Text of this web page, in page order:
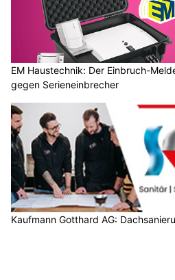
EM Haustechnik: Der Einbruch-
gegen Serieneinbrecher
Kaufmann Gotthard AG: